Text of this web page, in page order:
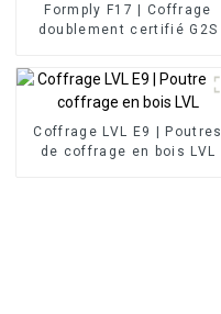
Formply F17 | Coffrage
doublement certifié G2S
Coffrage LVL E9 | Poutres
de coffrage en bois LVL